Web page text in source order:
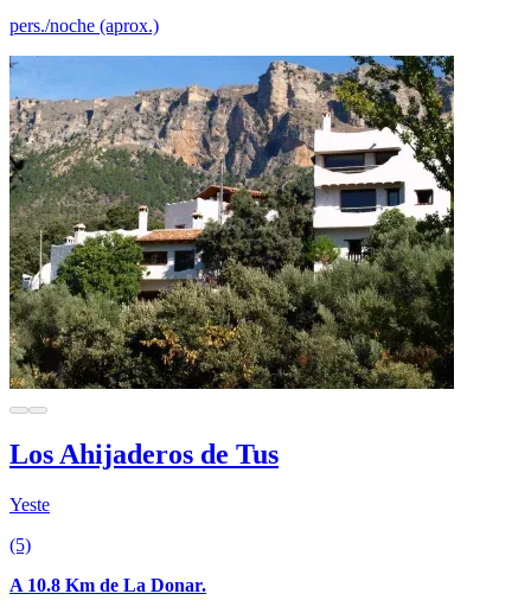
pers./noche (aprox.)
Los Ahijaderos de Tus
Yeste
(5)
A 10.8 Km de La Donar.